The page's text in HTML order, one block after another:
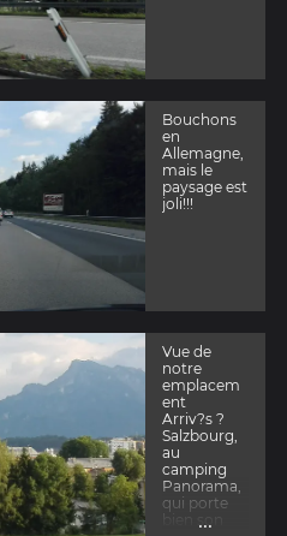
Bouchons
en
Allemagne,
mais le
paysage est
joli!!!
Vue de
notre
emplacem
ent
Arriv?s ?
Salzbourg,
au
camping
Panorama,
qui porte
...